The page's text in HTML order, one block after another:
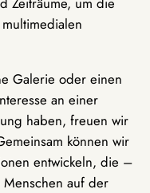
Galerie oder einen
an einer
haben, freuen wir
können wir
entwickeln, die –
auf der